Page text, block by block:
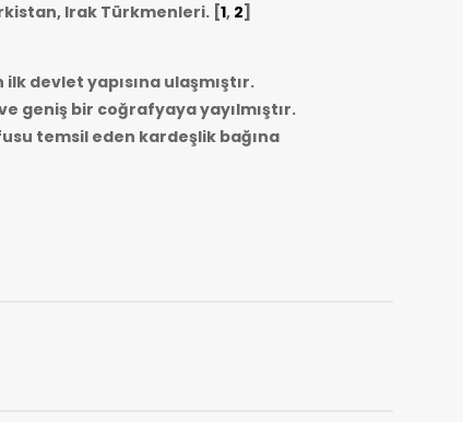
Irak Türkmenleri.[1, 2]
devlet yapısına ulaşmıştır.
geniş bir coğrafyaya yayılmıştır.
temsil eden kardeşlik bağına